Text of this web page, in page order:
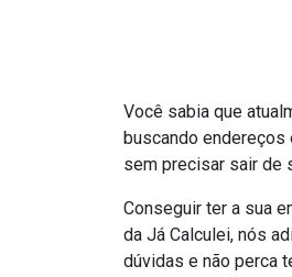
Você sabia que
buscando endereços
sem precisar sair de
Conseguir ter a sua
da Já Calculei, nós
dúvidas e não perca